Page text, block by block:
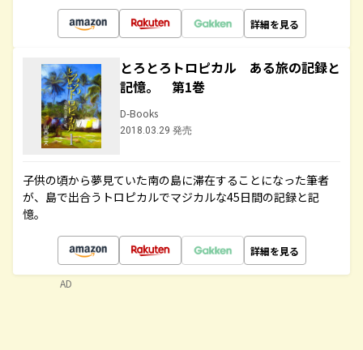
詳細を見る
とろとろトロピカル ある旅の記録と
記憶。 第1巻
D-Books
2018.03.29 発売
子供の頃から夢見ていた南の島に滞在することになった筆者
が、島で出合うトロピカルでマジカルな45日間の記録と記
憶。
詳細を見る
AD